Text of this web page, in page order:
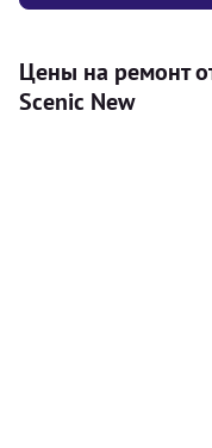
Цены на ремонт
Scenic New